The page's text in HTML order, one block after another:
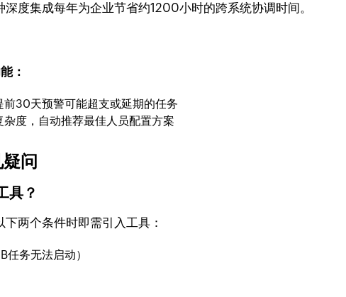
度集成每年为企业节省约1200小时的跨系统协调时间。
：
30天预警可能超支或延期的任务
度，自动推荐最佳人员配置方案
问
具？
两个条件时即需引入工具：
务无法启动）